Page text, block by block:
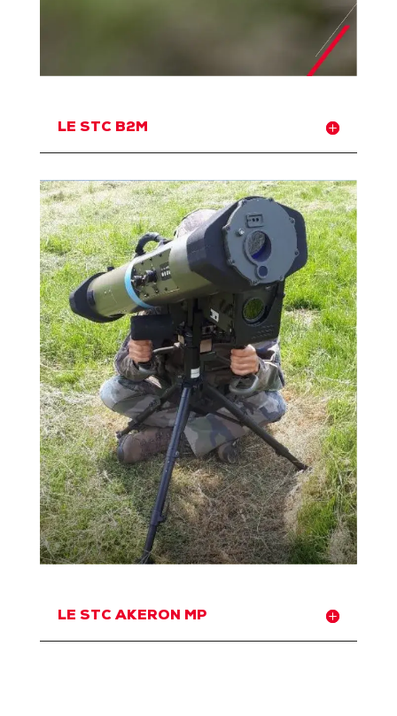
LE STC B2M
LE STC AKERON MP